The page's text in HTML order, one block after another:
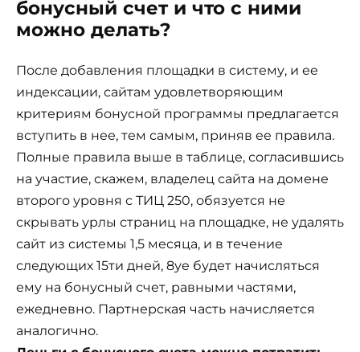
бонусный счет и что с ними
можно делать?
После добавления площадки в систему, и ее
индексации, сайтам удовлетворяющим
критериям бонусной программы предлагается
вступить в нее, тем самым, приняв ее правила.
Полные правила выше в таблице, согласившись
на участие, скажем, владелец сайта на домене
второго уровня с ТИЦ 250, обязуется не
скрывать урлы страниц на площадке, не удалять
сайт из системы 1,5 месяца, и в течение
следующих 15ти дней, 8уе будет начисляться
ему на бонусный счет, равными частями,
ежедневно. Партнерская часть начисляется
аналогично.